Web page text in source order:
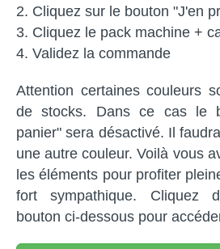
Cliquez sur le bouton "J'en
Cliquez le pack machine +
Validez la commande
Attention certaines couleurs
de stocks. Dans ce cas le
panier" sera désactivé. Il
une autre couleur. Voilà vous
les éléments pour profiter
fort sympathique. Cliquez
bouton ci-dessous pour